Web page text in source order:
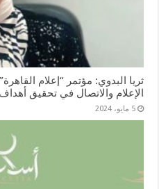
ثريا البدوي: مؤتمر “إعلام
الإعلام والاتصال في تحقيق
5 مايو، 2024